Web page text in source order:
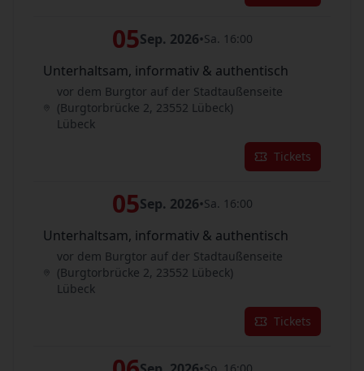
05Sep. 2026•Sa. 16:00
Unterhaltsam, informativ & authentisch
vor dem Burgtor auf der Stadtaußenseite
(Burgtorbrücke 2, 23552 Lübeck)
Lübeck
Tickets
05Sep. 2026•Sa. 16:00
Unterhaltsam, informativ & authentisch
vor dem Burgtor auf der Stadtaußenseite
(Burgtorbrücke 2, 23552 Lübeck)
Lübeck
Tickets